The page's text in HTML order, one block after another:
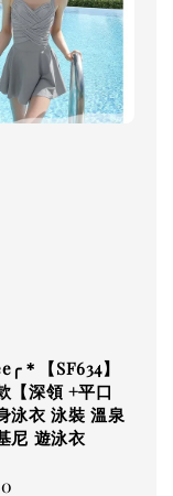
＊【SF634】
【深領 +平口
泳衣 泳裝 溫泉
尼 遊泳衣